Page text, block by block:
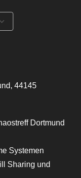
44145
Dortmund
Systemen
Sharing und